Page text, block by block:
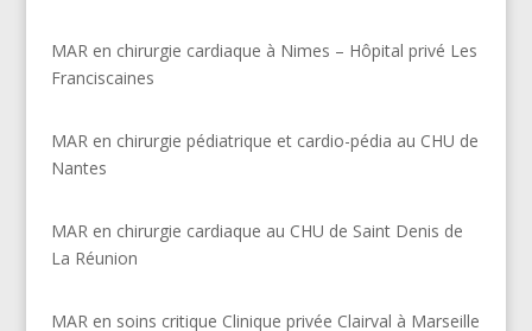
MAR en chirurgie cardiaque à Nimes – Hôpital privé Les
Franciscaines
MAR en chirurgie pédiatrique et cardio-pédia au CHU de
Nantes
MAR en chirurgie cardiaque au CHU de Saint Denis de
La Réunion
MAR en soins critique Clinique privée Clairval à Marseille